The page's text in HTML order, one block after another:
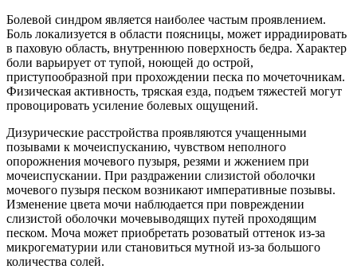
Болевой синдром является наиболее частым проявлением.
Боль локализуется в области поясницы, может иррадиировать
в паховую область, внутреннюю поверхность бедра. Характер
боли варьирует от тупой, ноющей до острой,
приступообразной при прохождении песка по мочеточникам.
Физическая активность, тряская езда, подъем тяжестей могут
провоцировать усиление болевых ощущений.
Дизурические расстройства проявляются учащенными
позывами к мочеиспусканию, чувством неполного
опорожнения мочевого пузыря, резями и жжением при
мочеиспускании. При раздражении слизистой оболочки
мочевого пузыря песком возникают императивные позывы.
Изменение цвета мочи наблюдается при повреждении
слизистой оболочки мочевыводящих путей проходящим
песком. Моча может приобретать розоватый оттенок из-за
микрогематурии или становиться мутной из-за большого
количества солей.